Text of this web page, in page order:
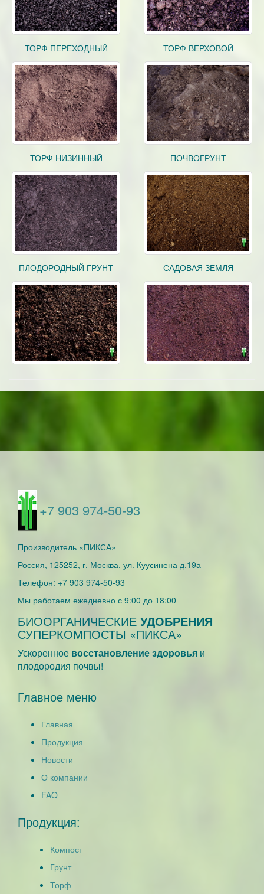
ТОРФ ПЕРЕХОДНЫЙ ТОРФ ВЕРХОВОЙ
ТОРФ НИЗИННЫЙ ПОЧВОГРУНТ
ПЛОДОРОДНЫЙ ГРУНТ САДОВАЯ ЗЕМЛЯ
+7 903 974-50-93
Производитель «ПИКСА»
Россия, 125252, г. Москва, ул. Куусинена д.19а
Телефон: +7 903 974-50-93
Мы работаем ежедневно с 9:00 до 18:00
БИООРГАНИЧЕСКИЕ УДОБРЕНИЯ
СУПЕРКОМПОСТЫ «ПИКСА»
Ускоренное восстановление здоровья и
плодородия почвы!
Главное меню
Главная
Продукция
Новости
О компании
FAQ
Продукция:
Компост
Грунт
Торф